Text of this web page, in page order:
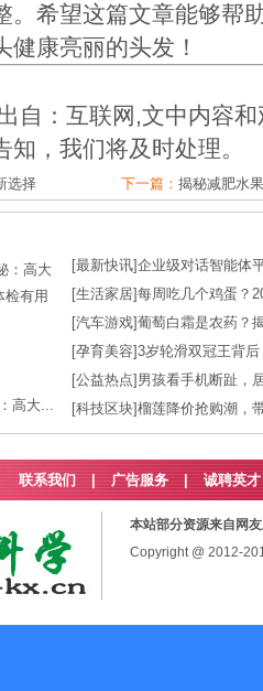
。希望这篇文章能够帮
康亮丽的头发！
自：互联网,文中内容
，我们将及时处理。
选择 下一篇： 揭秘减肥水
高大...
[最新快讯]企业级对话智能体
[生活家居]每周吃几个鸡蛋？
[汽车游戏]葡萄白霜是农药？
[孕育美容]3岁轮滑双冠王背
[公益热点] 男孩看手机断趾，
[科技区块]榴莲降价抢购潮，
联系我们 广告服务 | 诚聘英才
本站部分资源来自网
Copyright @ 2012-